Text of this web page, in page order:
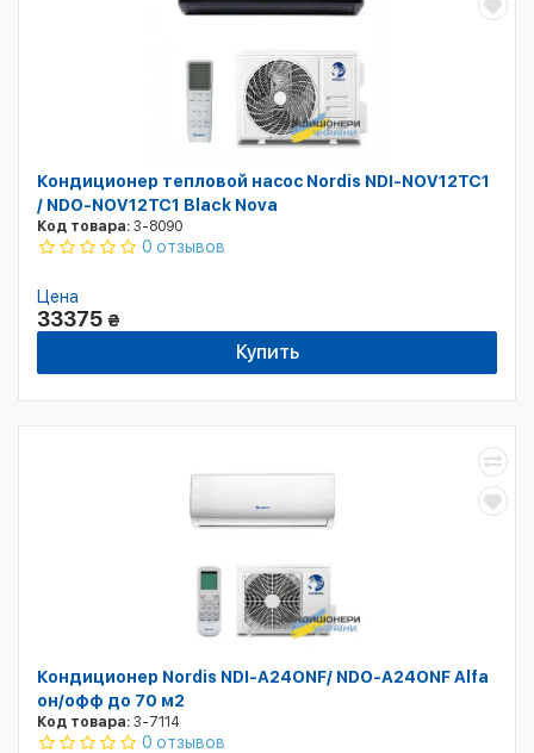
Кондиционер тепловой насос Nordis NDI-NOV12TC1
/ NDO-NOV12TC1 Black Nova
Код товара: 3-8090
0 отзывов
Цена
33375 ₴
Купить
Кондиционер Nordis NDI-А24ONF/ NDO-А24ONF Alfa
он/офф до 70 м2
Код товара: 3-7114
0 отзывов